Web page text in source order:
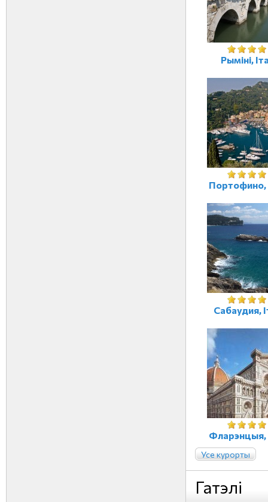
Рыміні,
Портофино,
Сабаудия,
Фларэнцыя,
Усе курорты
Гатэлі